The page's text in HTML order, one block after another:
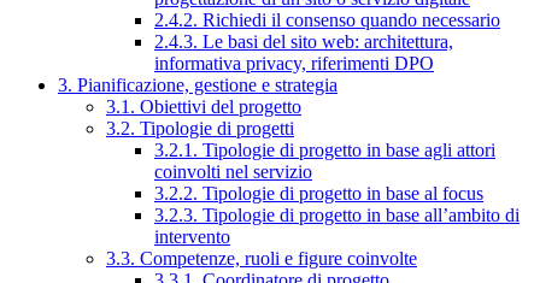
2.4.2. Richiedi il consenso quando necessario
2.4.3. Le basi del sito web: architettura,
informativa privacy, riferimenti DPO
3. Pianificazione, gestione e strategia
3.1. Obiettivi del progetto
3.2. Tipologie di progetti
3.2.1. Tipologie di progetto in base agli attori
coinvolti nel servizio
3.2.2. Tipologie di progetto in base al focus
3.2.3. Tipologie di progetto in base all’ambito di
intervento
3.3. Competenze, ruoli e figure coinvolte